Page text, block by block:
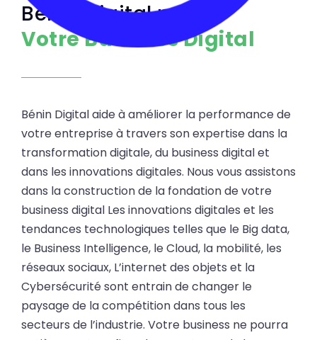
Bénin Digital pour
Votre Business Digital
Bénin Digital aide à améliorer la performance de
votre entreprise à travers son expertise dans la
transformation digitale, du business digital et
dans les innovations digitales. Nous vous assistons
dans la construction de la fondation de votre
business digital Les innovations digitales et les
tendances technologiques telles que le Big data,
le Business Intelligence, le Cloud, la mobilité, les
réseaux sociaux, L’internet des objets et la
Cybersécurité sont entrain de changer le
paysage de la compétition dans tous les
secteurs de l’industrie. Votre business ne pourra